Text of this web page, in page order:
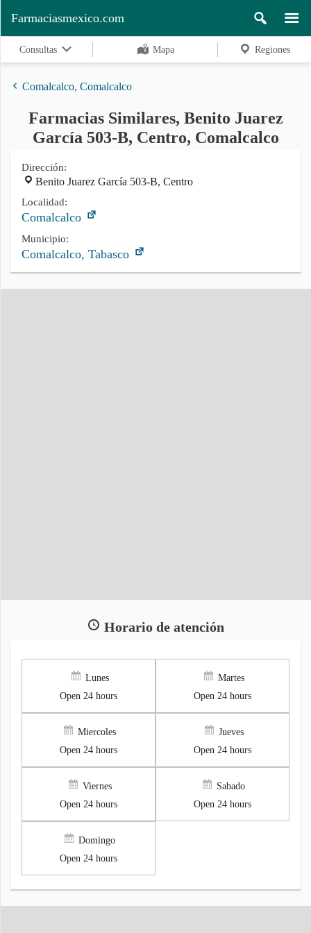
Buscar
Contacto
Farmaciasmexico.com
Consultas Mapa Regiones
Comalcalco, Comalcalco
Farmacias Similares, Benito Juarez
García 503-B, Centro, Comalcalco
Dirección:
Benito Juarez García 503-B, Centro
Localidad:
Comalcalco
Municipio:
Comalcalco, Tabasco
Horario de atención
Lunes
Open 24 hours
Martes
Open 24 hours
Miercoles
Open 24 hours
Jueves
Open 24 hours
Viernes
Open 24 hours
Sabado
Open 24 hours
Domingo
Open 24 hours